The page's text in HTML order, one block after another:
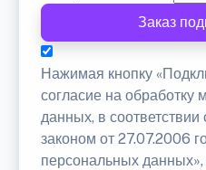
Заказ
Нажимая кнопку
согласие на обработку
данных, в
законом от 27.07.2006
персональных